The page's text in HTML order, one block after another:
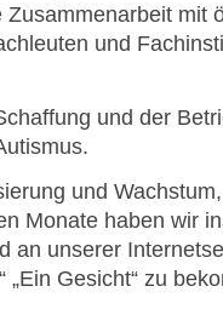
mit
und
und der
und
Monate haben wir
an unserer
Gesicht“ zu